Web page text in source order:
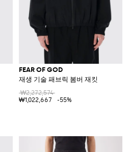
FEAR OF GOD
재생 기술 패브릭 봄버 재킷
₩2,272,574
₩1,022,667
-55%